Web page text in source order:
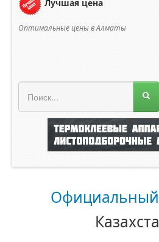
Лучшая цена
Оптимальные цены в Алматы
Официальный